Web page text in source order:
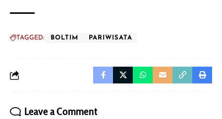
TAGGED: BOLTIM PARIWISATA
Leave a Comment